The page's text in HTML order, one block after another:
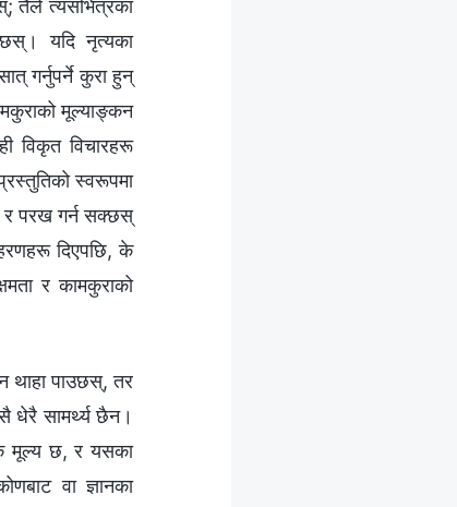
तैँले त्यसभित्रका
यदि नृत्यका
गर्नुपर्ने कुरा हुन्
मूल्याङ्कन
विकृत विचारहरू
स्वरूपमा
र परख गर्न सक्छस्
दिएपछि, के
र कामकुराको
थाहा पाउछस्, तर
धेरै सामर्थ्य छैन।
मूल्य छ, र यसका
वा ज्ञानका